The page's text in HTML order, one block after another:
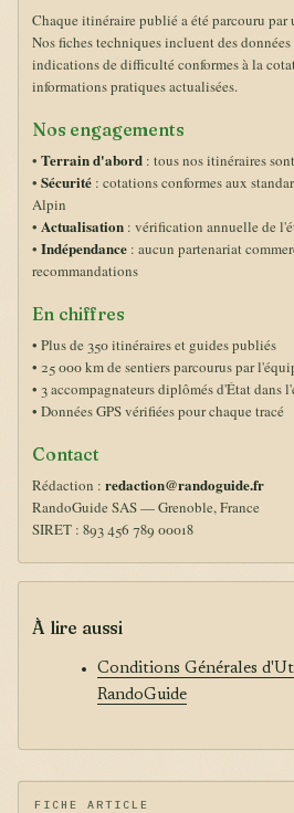
Chaque itinéraire publié a été parcouru par un membre de notre équipe.
Nos fiches techniques incluent des données
indications de difficulté conformes à la
informations pratiques actualisées.
Nos engagements
• Terrain d'abord : tous nos itinéraires
• Sécurité : cotations conformes aux
Alpin
• Actualisation : vérification annuelle de
• Indépendance : aucun partenariat
recommandations
En chiffres
• Plus de 350 itinéraires et guides publiés
• 25 000 km de sentiers parcourus par
• 3 accompagnateurs diplômés d'État dans
• Données GPS vérifiées pour chaque tracé
Contact
Rédaction : redaction@randoguide.fr
RandoGuide SAS — Grenoble, France
SIRET : 893 456 789 00018
À lire aussi
Conditions Générales
RandoGuide
FICHE ARTICLE